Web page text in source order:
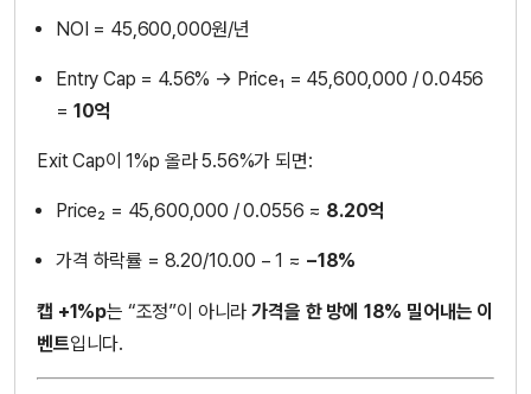
NOI = 45,600,000원/년
Entry Cap = 4.56% → Price₁ = 45,600,000 / 0.0456
= 10억
Exit Cap이 1%p 올라 5.56%가 되면:
Price₂ = 45,600,000 / 0.0556 ≈ 8.20억
가격 하락률 = 8.20/10.00 − 1 ≈ −18%
캡 +1%p는 “조정”이 아니라가격을 한 방에 18% 밀어내는 이
벤트입니다.